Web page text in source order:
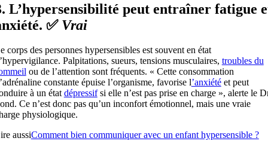
L’hypersensibilité peut entraîner fatigue
✅ Vrai
corps des personnes hypersensibles est souvent en état
Palpitations, sueurs, tensions musculaires, troubles du
ou de l’attention sont fréquents. « Cette consommation
constante épuise l’organisme, favorise l’anxiétéet peut
à un étatdépressifsi elle n’est pas prise en charge », alerte le
Ce n’est donc pas qu’un inconfort émotionnel, mais une vraie
physiologique.
aussiComment bien communiquer avec un enfant hypersensible ?